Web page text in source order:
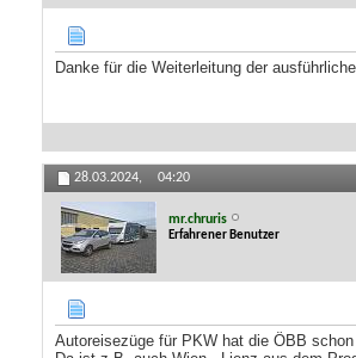
Danke für die Weiterleitung der
28.03.2024, 04:20
mr.chruris
Erfahrener Benutzer
Autoreisezüge für PKW hat die ÖBB